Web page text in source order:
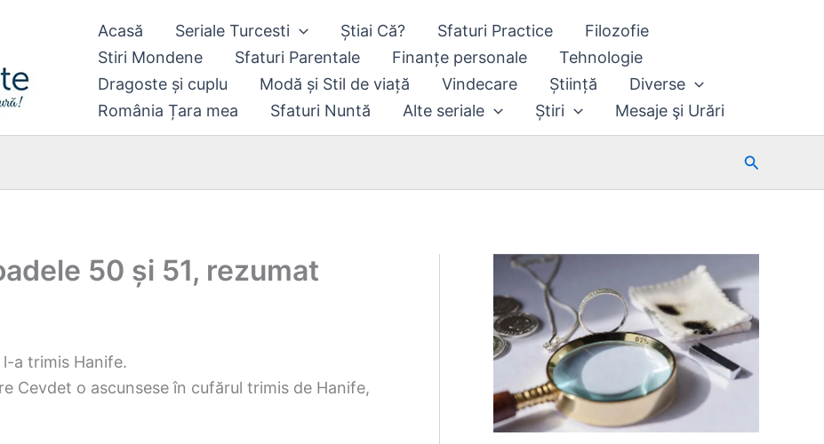
Acasă Seriale Turcesti Știai Că? Sfaturi Practice
Filozofie
Stiri Mondene
Sfaturi Parentale Finanțe personale
Tehnologie
Dragoste și cuplu
Modă și Stil de viață Vindecare Știință
Diverse
România Țara mea
Sfaturi Nuntă Alte seriale Știri Mesaje şi Urări
Search
50 și 51, rezumat
a trimis Hanife.
Cevdet o ascunsese în cufărul trimis de Hanife,